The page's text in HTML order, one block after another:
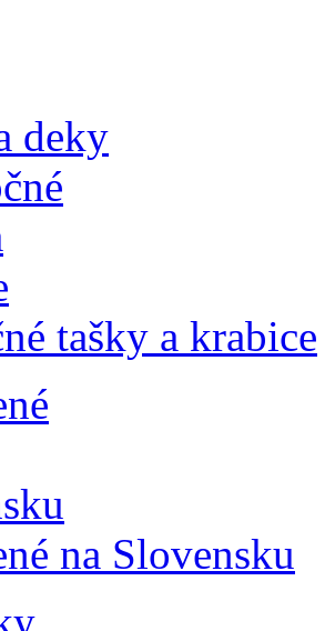
deky
tašky a krabice
na Slovensku